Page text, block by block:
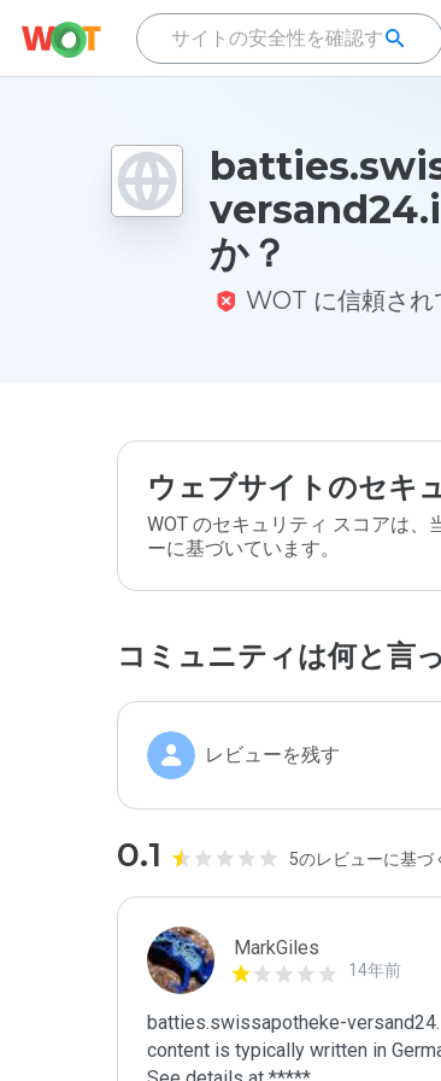
か？
WOT に信頼され
ウェブサイトのセキ
WOT のセキュリティ スコアは
ーに基づいています。
コミュニティは何と言
レビューを残す
0.1 5のレビューに基づ
MarkGiles
14年前
batties.swissapotheke-
content is typically written in